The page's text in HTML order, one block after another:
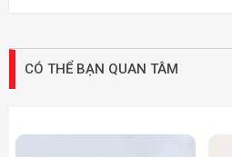
CÓ THỂ BẠN QUAN TÂM